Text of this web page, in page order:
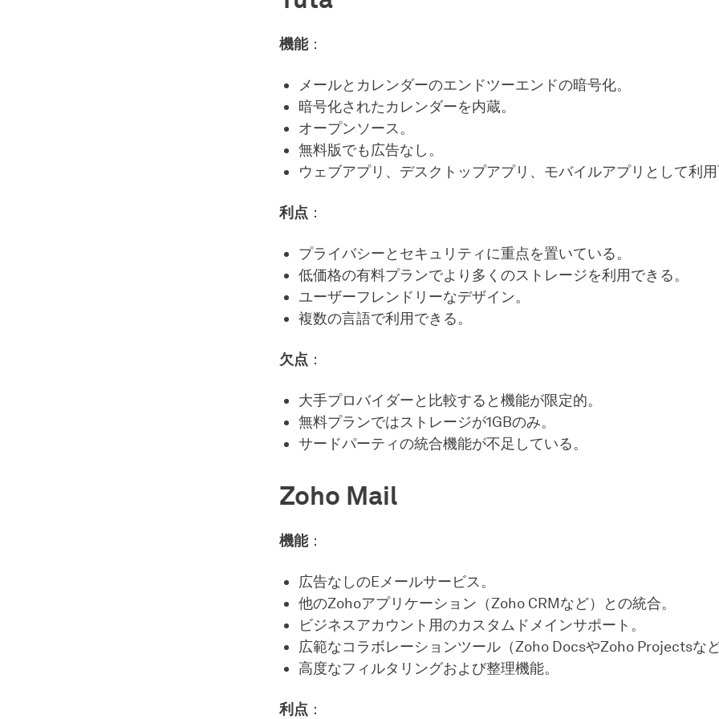
機能：
メールとカレンダーのエンドツーエンドの暗号化。
暗号化されたカレンダーを内蔵。
オープンソース。
無料版でも広告なし。
ウェブアプリ、デスクトップアプリ、モバイルアプリとして利
利点 ：
プライバシーとセキュリティに重点を置いている。
低価格の有料プランでより多くのストレージを利用できる。
ユーザーフレンドリーなデザイン。
複数の言語で利用できる。
欠点 ：
大手プロバイダーと比較すると機能が限定的。
無料プランではストレージが1GBのみ。
サードパーティの統合機能が不足している。
Zoho Mail
機能：
広告なしのEメールサービス。
他のZohoアプリケーション（Zoho CRMなど）との統合。
ビジネスアカウント用のカスタムドメインサポート。
広範なコラボレーションツール（Zoho DocsやZoho Projectsな
高度なフィルタリングおよび整理機能。
利点 ：